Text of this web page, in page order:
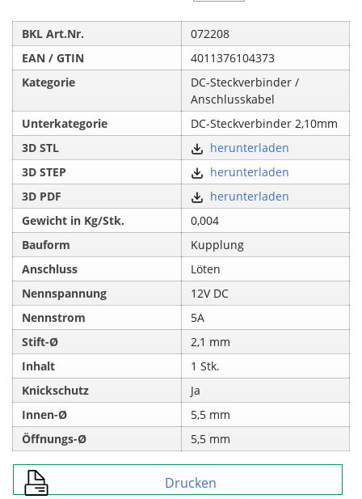
BKL Art.Nr.
072208
EAN / GTIN
4011376104373
Kategorie
DC-Steckverbinder /
Anschlusskabel
Unterkategorie
DC-Steckverbinder 2,10mm
3D STL
herunterladen
3D STEP
herunterladen
3D PDF
herunterladen
Gewicht in Kg/Stk.
0,004
Bauform
Kupplung
Anschluss
Löten
Nennspannung
12V DC
Nennstrom
5A
Stift-Ø
2,1 mm
Inhalt
1 Stk.
Knickschutz
Ja
Innen-Ø
5,5 mm
Öffnungs-Ø
5,5 mm
Drucken